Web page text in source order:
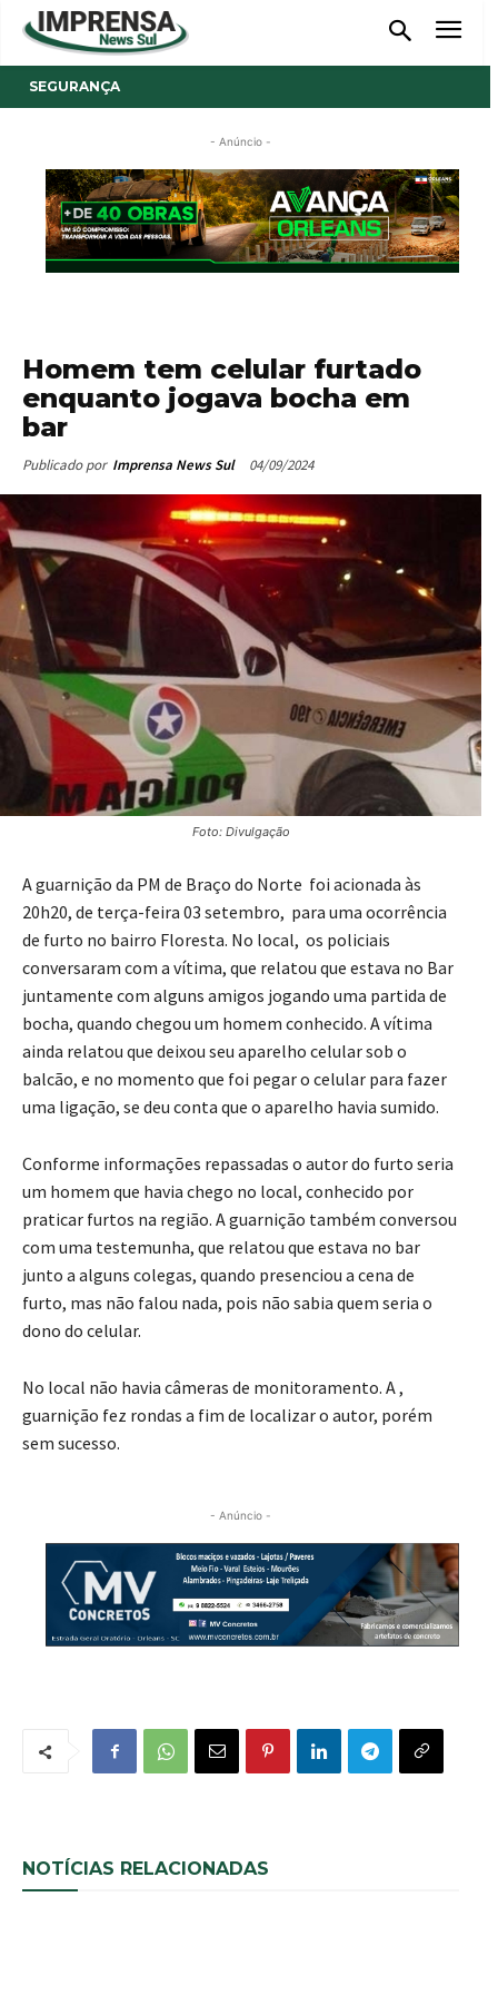
SEGURANÇA
- Anúncio -
Homem tem celular furtado
enquanto jogava bocha em
bar
Publicado por Imprensa News Sul 04/09/2024
Foto: Divulgação
A guarnição da PM de Braço do Norte foi acionada às
20h20, de terça-feira 03 setembro, para uma ocorrência
de furto no bairro Floresta. No local, os policiais
conversaram com a vítima, que relatou que estava no Bar
juntamente com alguns amigos jogando uma partida de
bocha, quando chegou um homem conhecido. A vítima
ainda relatou que deixou seu aparelho celular sob o
balcão, e no momento que foi pegar o celular para fazer
uma ligação, se deu conta que o aparelho havia sumido.
Conforme informações repassadas o autor do furto seria
um homem que havia chego no local, conhecido por
praticar furtos na região. A guarnição também conversou
com uma testemunha, que relatou que estava no bar
junto a alguns colegas, quando presenciou a cena de
furto, mas não falou nada, pois não sabia quem seria o
dono do celular.
No local não havia câmeras de monitoramento. A ,
guarnição fez rondas a fim de localizar o autor, porém
sem sucesso.
- Anúncio -
NOTÍCIAS RELACIONADAS